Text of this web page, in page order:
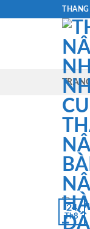
24
Th8